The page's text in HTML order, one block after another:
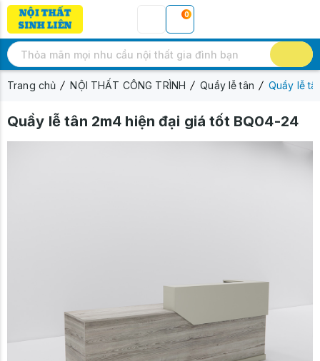
0
Trang chủ NỘI THẤT CÔNG TRÌNH Quầy lễ tân Quầy lễ
Quầy lễ tân 2m4 hiện đại giá tốt BQ04-24